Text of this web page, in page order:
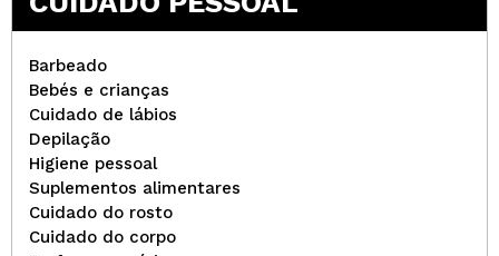
Barbeado
Bebés e crianças
Cuidado de lábios
Depilação
Higiene pessoal
Suplementos alimentares
Cuidado do rosto
Cuidado do corpo